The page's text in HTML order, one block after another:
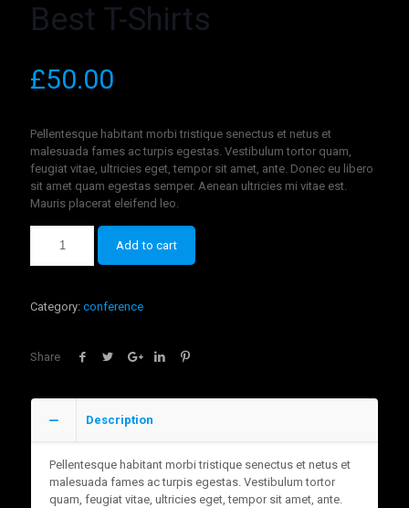
Best T-Shirts
£50.00
Pellentesque habitant morbi tristique senectus et netus et
malesuada fames ac turpis egestas. Vestibulum tortor quam,
feugiat vitae, ultricies eget, tempor sit amet, ante. Donec eu libero
sit amet quam egestas semper. Aenean ultricies mi vitae est.
Mauris placerat eleifend leo.
Add to cart
Category: conference
Share
Description
Pellentesque habitant morbi tristique senectus et netus et
malesuada fames ac turpis egestas. Vestibulum tortor
quam, feugiat vitae, ultricies eget, tempor sit amet, ante.